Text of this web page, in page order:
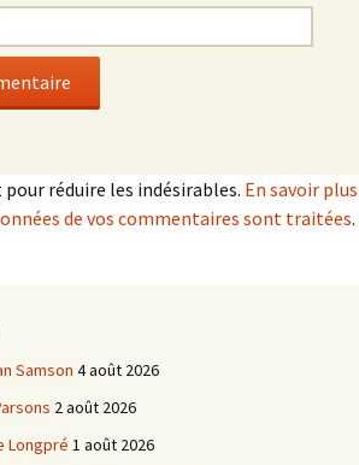
réduire les indésirables. En savoir plus
de vos commentaires sont traitées.
Samson 4 août 2026
2 août 2026
Longpré 1 août 2026